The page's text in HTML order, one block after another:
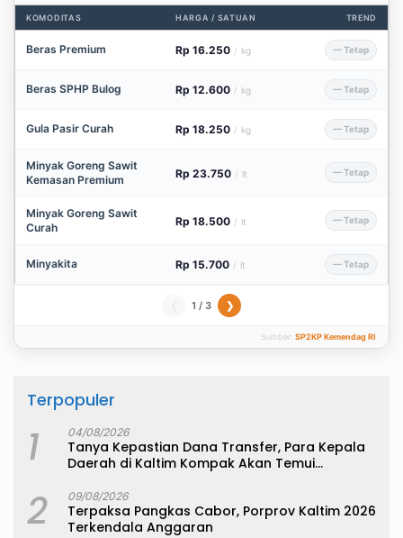
KOMODITAS HARGA / SATUAN TREND
Beras Premium Rp 16.250 / kg — Tetap
Beras SPHP Bulog Rp 12.600 / kg — Tetap
Gula Pasir Curah Rp 18.250 / kg — Tetap
Minyak Goreng Sawit
Kemasan Premium
Rp 23.750 / lt — Tetap
Minyak Goreng Sawit
Curah
Rp 18.500 / lt — Tetap
Minyakita Rp 15.700 / lt — Tetap
1 / 3 ❯
Sumber: SP2KP Kemendag RI
Terpopuler
1 04/08/2026
Tanya Kepastian Dana Transfer, Para Kepala
Daerah di Kaltim Kompak Akan Temui
2 09/08/2026
Terpaksa Pangkas Cabor, Porprov Kaltim 2026
Terkendala Anggaran